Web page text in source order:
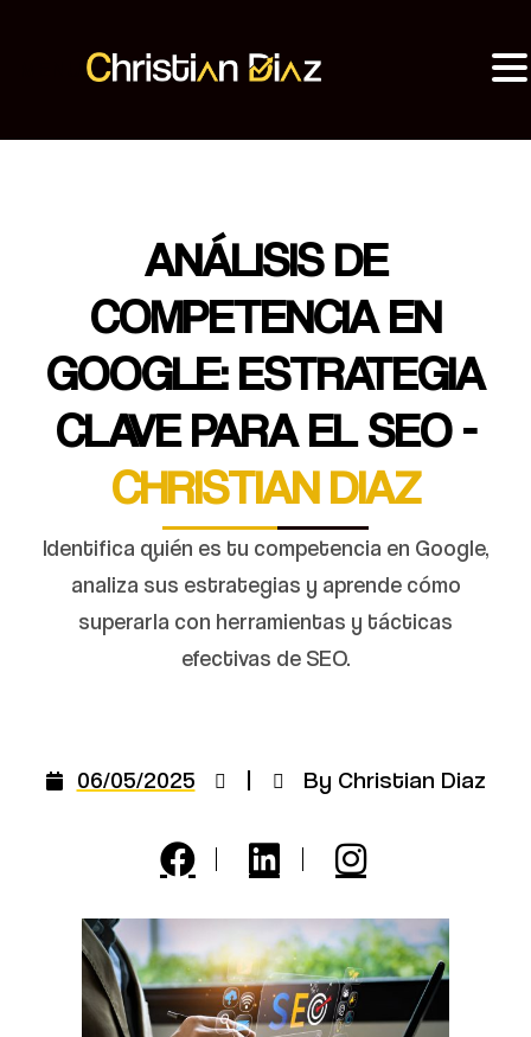
ANÁLISIS DE
COMPETENCIA EN
GOOGLE: ESTRATEGIA
CLAVE PARA EL SEO -
CHRISTIAN DIAZ
Identifica quién es tu competencia en Google,
analiza sus estrategias y aprende cómo
superarla con herramientas y tácticas
efectivas de SEO.
06/05/2025 | By Christian Diaz